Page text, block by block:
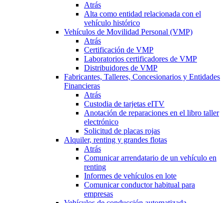
Atrás
Alta como entidad relacionada con el
vehículo histórico
Vehículos de Movilidad Personal (VMP)
Atrás
Certificación de VMP
Laboratorios certificadores de VMP
Distribuidores de VMP
Fabricantes, Talleres, Concesionarios y Entidades
Financieras
Atrás
Custodia de tarjetas eITV
Anotación de reparaciones en el libro taller
electrónico
Solicitud de placas rojas
Alquiler, renting y grandes flotas
Atrás
Comunicar arrendatario de un vehículo en
renting
Informes de vehículos en lote
Comunicar conductor habitual para
empresas